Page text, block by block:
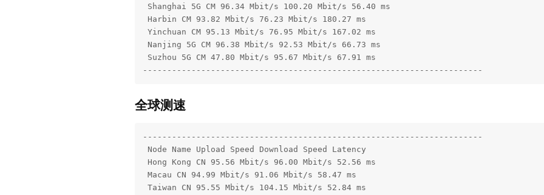
Shanghai 5G CM 96.34 Mbit/s 100.20 Mbit/s 56.40 ms
Harbin CM 93.82 Mbit/s 76.23 Mbit/s 180.27 ms
Yinchuan CM 95.13 Mbit/s 76.95 Mbit/s 167.02 ms
Nanjing 5G CM 96.38 Mbit/s 92.53 Mbit/s 66.73 ms
Suzhou 5G CM 47.80 Mbit/s 95.67 Mbit/s 67.91 ms
----------------------------------------------------------------------
全球测速
----------------------------------------------------------------------
Node Name Upload Speed Download Speed Latency
Hong Kong CN 95.56 Mbit/s 96.00 Mbit/s 52.56 ms
Macau CN 94.99 Mbit/s 91.06 Mbit/s 58.47 ms
Taiwan CN 95.55 Mbit/s 104.15 Mbit/s 52.84 ms